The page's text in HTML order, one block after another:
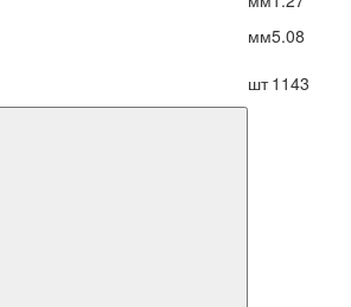
мм5.08
шт 1143